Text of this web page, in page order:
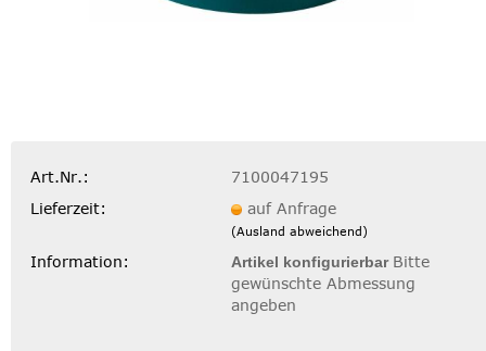
Art.Nr.:
7100047195
Lieferzeit:
auf Anfrage
(Ausland abweichend)
Information: Artikel konfigurierbar Bitte
gewünschte Abmessung
angeben